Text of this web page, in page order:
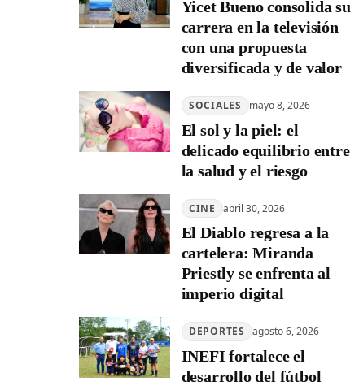
Yicet Bueno consolida su
carrera en la televisión
con una propuesta
diversificada y de valor
SOCIALES mayo 8, 2026
El sol y la piel: el
delicado equilibrio entre
la salud y el riesgo
CINE abril 30, 2026
El Diablo regresa a la
cartelera: Miranda
Priestly se enfrenta al
imperio digital
DEPORTES agosto 6, 2026
INEFI fortalece el
desarrollo del fútbol